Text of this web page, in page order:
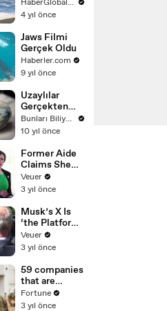
dalan köpek
HaberGlobal.com
4 yıl önce
Jaws Filmi
Gerçek Oldu
Haberler.com
9 yıl önce
Uzaylılar
Gerçekten
Varmı?''Ataca
ma İnsansılı''
Gerçekler
Bunları Biliyormusunuz
10 yıl önce
Former Aide
Claims She
Was Asked to
Make a ‘Hit
Trump
Veuer
3 yıl önce
Musk’s X Is
‘the Platform
With the
Largest Ratio
Misinformatio
n or
Disinformatio
n’ Amongst
Veuer
3 yıl önce
59 companies
that are
changing the
world: From
Fortune
3 yıl önce